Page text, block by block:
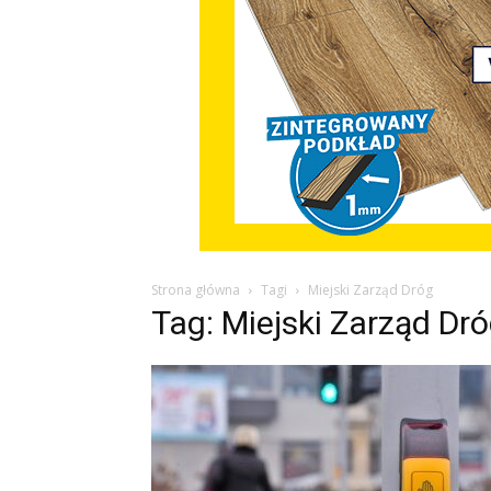
Strona główna Tagi Miejski Zarząd Dróg
Tag: Miejski Zarząd